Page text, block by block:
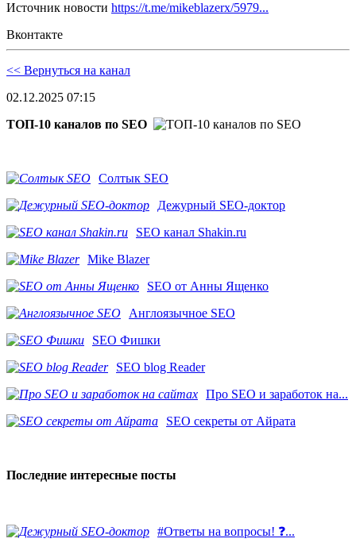
Источник новости https://t.me/mikeblazerx/5979...
Вконтакте
<< Вернуться на канал
02.12.2025 07:15
ТОП-10 каналов по SEO
Солтык SEO
Дежурный SEO-доктор
SEO канал Shakin.ru
Mike Blazer
SEO от Анны Ященко
Англоязычное SEO
SEO Фишки
SEO blog Reader
Про SEO и заработок на...
SEO секреты от Айрата
Последние интересные посты
#Ответы на вопросы! ❓...